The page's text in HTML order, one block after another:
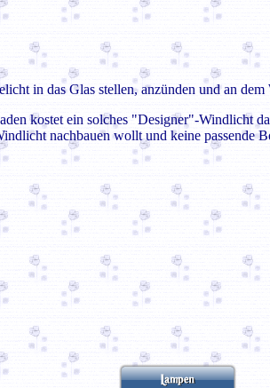
in das Glas stellen, anzünden und an
kostet ein solches "Designer"-Windlicht
nachbauen wollt und keine passende